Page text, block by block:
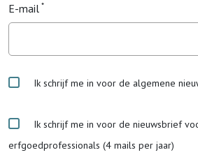
E-mail
Ik schrijf me in voor de algemene
Ik schrijf me in voor de nieuwsbrief
erfgoedprofessionals (4 mails per jaar)